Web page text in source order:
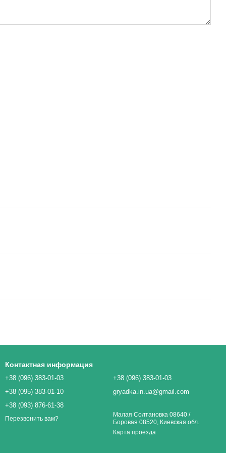
Контактная информация
+38 (096) 383-01-03
+38 (095) 383-01-10
+38 (093) 876-61-38
Перезвонить вам?
+38 (096) 383-01-03
gryadka.in.ua@gmail.com
Малая Солтановка 08640 /
Боровая 08520, Киевская обл.
Карта проезда